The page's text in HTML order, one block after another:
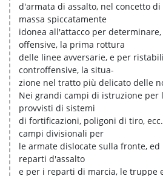
d'armata di assalto, nel concetto
massa spiccatamente
idonea all'attacco per
offensive, la prima rottura
delle linee avversarie, e per
controffensive, la situa-
zione nel tratto più delicato delle
Nei grandi campi di istruzione per
provvisti di sistemi
di fortificazioni, poligoni di tiro,
campi divisionali per
le armate dislocate sulla fronte,
reparti d'assalto
e per i reparti di marcia, le truppe